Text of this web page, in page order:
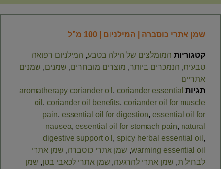
שמן אתרי כוסברה | המילניום | 100 מ”ל
קטגוריות המומלצים של הילה בטבע, המילניום רפואה
טבעית, הנמכרים ביותר, מוצרים מובחרים, שמנים, שמנים
אתריים
תגיות
aromatherapy coriander oil , coriander essential
oil , coriander oil benefits, coriander oil for muscle
pain, essential oil for digestion, essential oil for
nausea, essential oil for stomach pain, natural
digestive support oil , spicy herbal essential oil ,
warming essential oil
, שמן אתרי כוסברה, שמן אתרי
לבחילות, שמן אתרי להרגעה, שמן אתרי לכאבי בטן, שמן